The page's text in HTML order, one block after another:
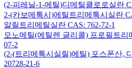
(2-피레닐-1-에틸)디메틸클로로실란
2-(카보메톡시)에틸트리메톡시실란
알릴트리메틸실란 CAS: 762-72-1
모노메틸(에틸렌 글리콜) 프로필트리
07-2
(2-(트리메톡시실릴)에틸) 포스폰산,
20728-21-6